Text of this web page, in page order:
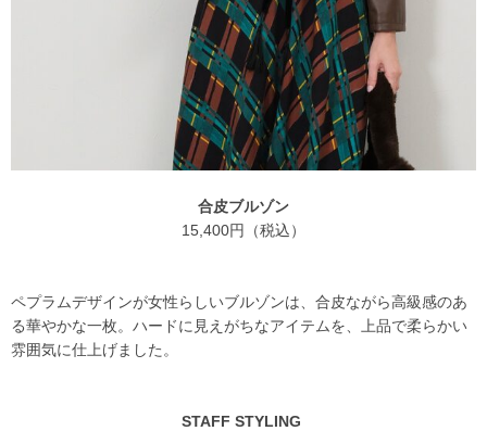
合皮ブルゾン
15,400円（税込）
ペプラムデザインが女性らしいブルゾンは、合皮ながら高級感のあ
る華やかな一枚。ハードに見えがちなアイテムを、上品で柔らかい
雰囲気に仕上げました。
STAFF STYLING